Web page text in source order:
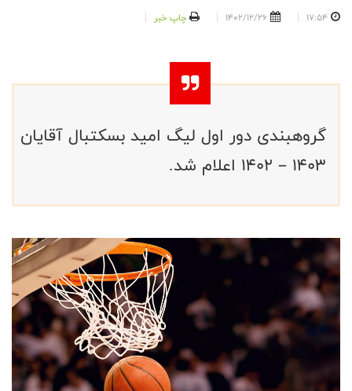
17:54
1402/12/26 چاپ خبر
گروهبندی دور اول لیگ امید بسکتبال آقایان
1403 – 1402 اعلام شد.